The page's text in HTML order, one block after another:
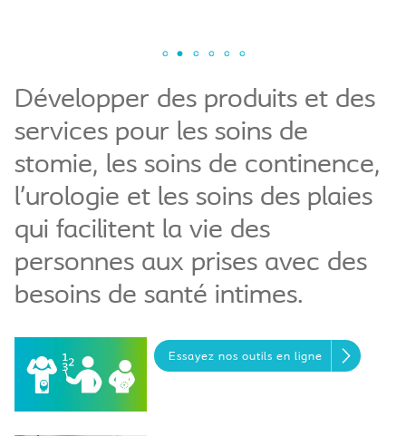
Développer des produits et des
services pour les soins de
stomie, les soins de continence,
l’urologie et les soins des plaies
qui facilitent la vie des
personnes aux prises avec des
besoins de santé intimes.
Essayez nos outils en ligne